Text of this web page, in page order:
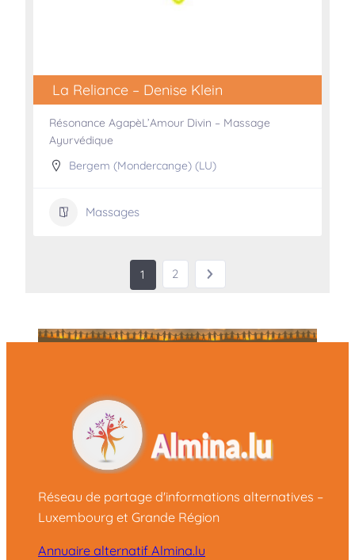
La Reliance – Denise Klein
Résonance AgapèL’Amour Divin – Massage
Ayurvédique
Bergem (Mondercange) (LU)
Massages
1 2
Réseau de partage d'informations alternatives –
Luxembourg et Grande Région
Annuaire alternatif Almina.lu